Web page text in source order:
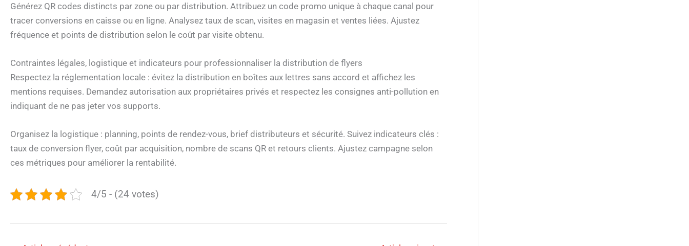
Générez QR codes distincts par zone ou par distribution. Attribuez un code promo unique à chaque canal pour
tracer conversions en caisse ou en ligne. Analysez taux de scan, visites en magasin et ventes liées. Ajustez
fréquence et points de distribution selon le coût par visite obtenu.
Contraintes légales, logistique et indicateurs pour professionnaliser la distribution de flyers
Respectez la réglementation locale : évitez la distribution en boîtes aux lettres sans accord et affichez les
mentions requises. Demandez autorisation aux propriétaires privés et respectez les consignes anti-pollution en
indiquant de ne pas jeter vos supports.
Organisez la logistique : planning, points de rendez-vous, brief distributeurs et sécurité. Suivez indicateurs clés :
taux de conversion flyer, coût par acquisition, nombre de scans QR et retours clients. Ajustez campagne selon
ces métriques pour améliorer la rentabilité.
4/5 - (24 votes)